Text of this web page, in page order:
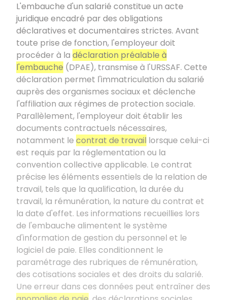
L'embauche d'un salarié constitue un acte
juridique encadré par des obligations
déclaratives et documentaires strictes. Avant
toute prise de fonction, l'employeur doit
procéder à la déclaration préalable à
l'embauche (DPAE), transmise à l'URSSAF. Cette
déclaration permet l'immatriculation du salarié
auprès des organismes sociaux et déclenche
l'affiliation aux régimes de protection sociale.
Parallèlement, l'employeur doit établir les
documents contractuels nécessaires,
notamment le contrat de travail lorsque celui-ci
est requis par la réglementation ou la
convention collective applicable. Le contrat
précise les éléments essentiels de la relation de
travail, tels que la qualification, la durée du
travail, la rémunération, la nature du contrat et
la date d'effet. Les informations recueillies lors
de l'embauche alimentent le système
d'information de gestion du personnel et le
logiciel de paie. Elles conditionnent le
paramétrage des rubriques de rémunération,
des cotisations sociales et des droits du salarié.
Une erreur dans ces données peut entraîner des